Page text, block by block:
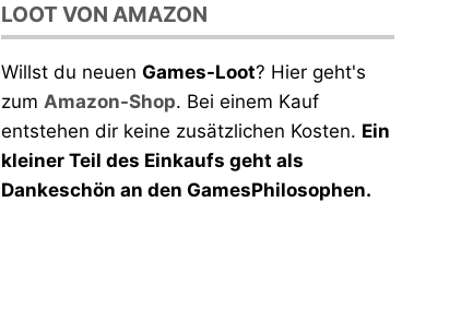
LOOT VON AMAZON
Willst du neuen Games-Loot? Hier geht's
zum Amazon-Shop. Bei einem Kauf
entstehen dir keine zusätzlichen Kosten. Ein
kleiner Teil des Einkaufs geht als
Dankeschön an den GamesPhilosophen.